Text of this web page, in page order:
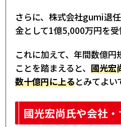
さらに、株式会社gumi退
金として1億5,000万円を受
これに加えて、年間数億
ことを踏まえると、 國光宏
数十億円に上るとみてよい
國光宏尚氏や会社